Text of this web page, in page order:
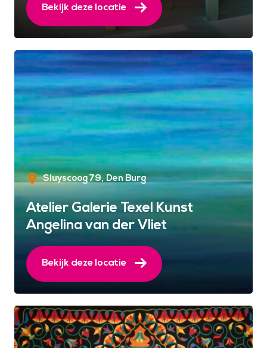
Bekijk deze locatie
Sluyscoog 79 Den Burg
Atelier Galerie Texel Kunst
Angelina van der Vliet
Bekijk deze locatie